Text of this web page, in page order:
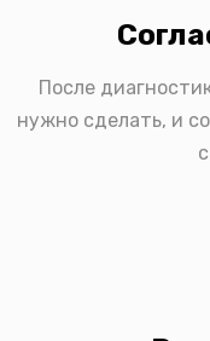
После
нужно сделать, и